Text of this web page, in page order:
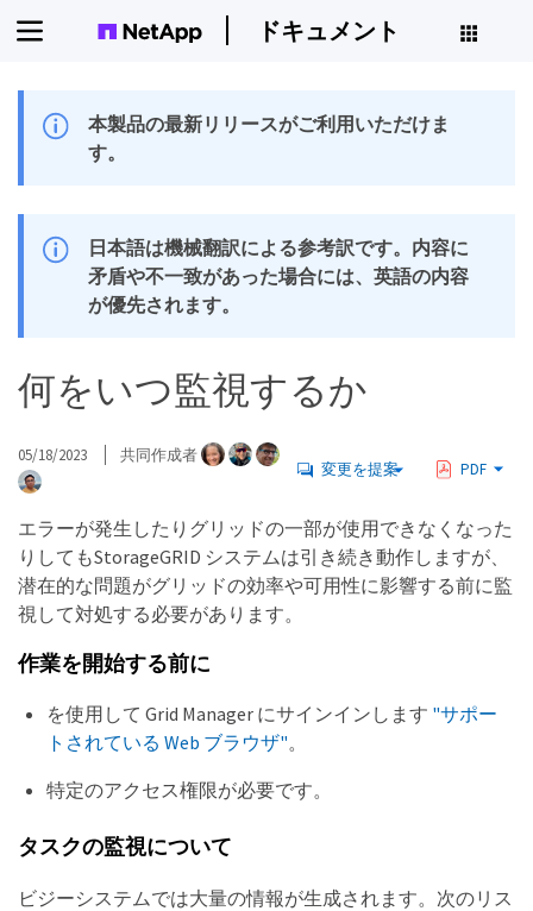
ドキュメント
本製品の最新リリースがご利用いただけま
す。
日本語は機械翻訳による参考訳です。内容に
矛盾や不一致があった場合には、英語の内容
が優先されます。
何をいつ監視するか
05/18/2023 共同作成者
変更を提案 PDF
エラーが発生したりグリッドの一部が使用できなくなった
りしてもStorageGRID システムは引き続き動作しますが、
潜在的な問題がグリッドの効率や可用性に影響する前に監
視して対処する必要があります。
作業を開始する前に
を使用して Grid Manager にサインインします "サポー
トされている Web ブラウザ"。
特定のアクセス権限が必要です。
タスクの監視について
ビジーシステムでは大量の情報が生成されます。次のリス